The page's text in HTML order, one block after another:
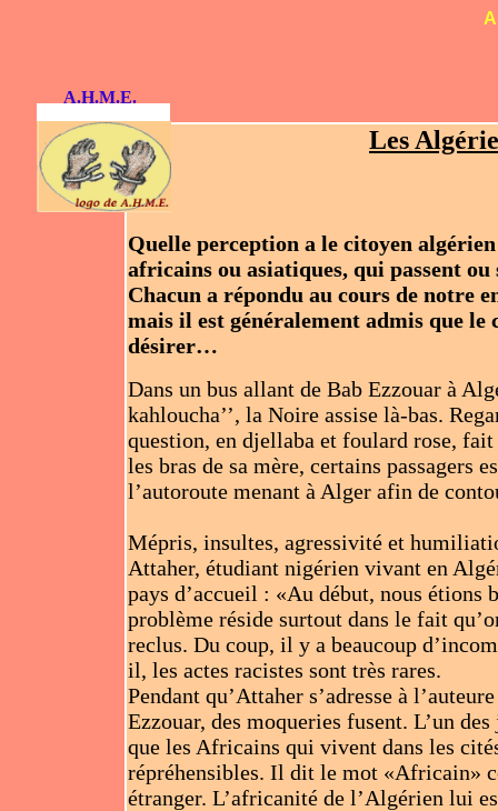
A.H.M.E.
Les
Quelle perception a le citoyen
africains ou asiatiques, qui passent
Chacun a répondu au cours de notre
mais il est généralement admis que
désirer…
Dans un bus allant de Bab Ezzouar à
kahloucha’’, la Noire assise là-bas.
question, en djellaba et foulard rose,
les bras de sa mère, certains passagers
l’autoroute menant à Alger afin de
Mépris, insultes, agressivité et
Attaher, étudiant nigérien vivant en
pays d’accueil : «Au début, nous étions
problème réside surtout dans le fait
reclus. Du coup, il y a beaucoup
il, les actes racistes sont très rares.
Pendant qu’Attaher s’adresse à
Ezzouar, des moqueries fusent. L’un
que les Africains qui vivent dans les
répréhensibles. Il dit le mot «Africain»
étranger. L’africanité de l’Algérien lui